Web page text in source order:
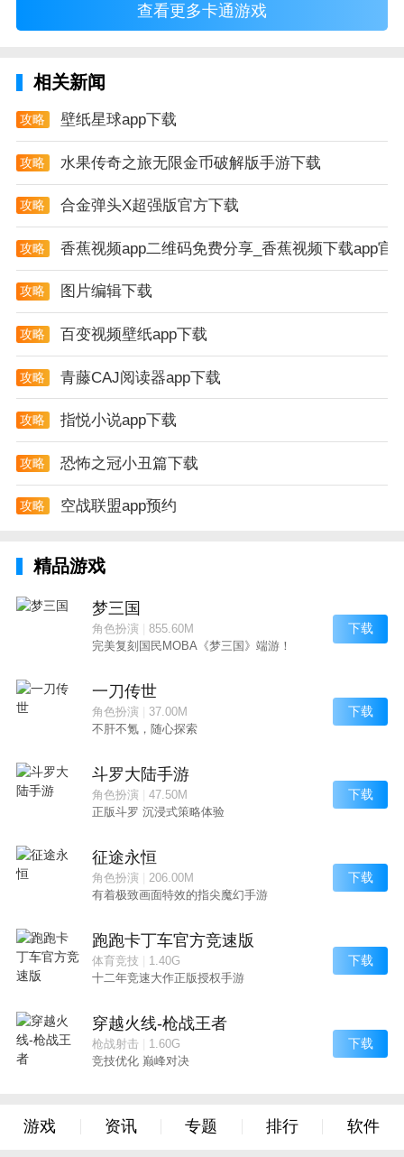
查看更多卡通游戏
相关新闻
攻略 壁纸星球app下载
攻略 水果传奇之旅无限金币破解版手游下载
攻略 合金弹头X超强版官方下载
攻略 香蕉视频app二维码免费分享_香蕉视频下载app官
攻略 图片编辑下载
攻略 百变视频壁纸app下载
攻略 青藤CAJ阅读器app下载
攻略 指悦小说app下载
攻略 恐怖之冠小丑篇下载
攻略 空战联盟app预约
精品游戏
梦三国
角色扮演| 855.60M
完美复刻国民MOBA《梦三国》端游！
下载
一刀传世
角色扮演| 37.00M
不肝不氪，随心探索
下载
斗罗大陆手游
角色扮演| 47.50M
正版斗罗 沉浸式策略体验
下载
征途永恒
角色扮演| 206.00M
有着极致画面特效的指尖魔幻手游
下载
跑跑卡丁车官方竞速版
体育竞技
1.40G
十二年竞速大作正版授权手游
下载
穿越火线-枪战王者
枪战射击
1.60G
竞技优化 巅峰对决
下载
游戏 资讯 专题 排行 软件